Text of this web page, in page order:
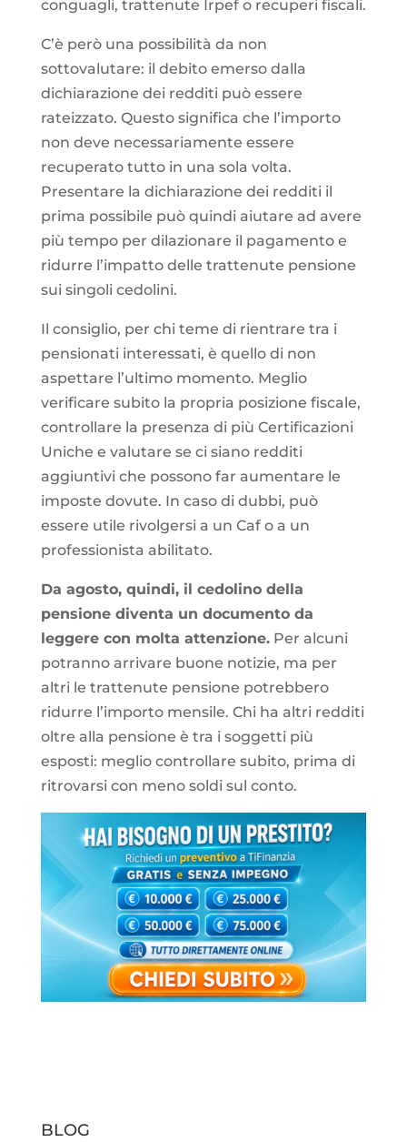
conguagli, trattenute Irpef o recuperi fiscali.
C’è però una possibilità da non
sottovalutare: il debito emerso dalla
dichiarazione dei redditi può essere
rateizzato. Questo significa che l’importo
non deve necessariamente essere
recuperato tutto in una sola volta.
Presentare la dichiarazione dei redditi il
prima possibile può quindi aiutare ad avere
più tempo per dilazionare il pagamento e
ridurre l’impatto delle trattenute pensione
sui singoli cedolini.
Il consiglio, per chi teme di rientrare tra i
pensionati interessati, è quello di non
aspettare l’ultimo momento. Meglio
verificare subito la propria posizione fiscale,
controllare la presenza di più Certificazioni
Uniche e valutare se ci siano redditi
aggiuntivi che possono far aumentare le
imposte dovute. In caso di dubbi, può
essere utile rivolgersi a un Caf o a un
professionista abilitato.
Da agosto, quindi, il cedolino della
pensione diventa un documento da
leggere con molta attenzione.Per alcuni
potranno arrivare buone notizie, ma per
altri le trattenute pensione potrebbero
ridurre l’importo mensile. Chi ha altri redditi
oltre alla pensione è tra i soggetti più
esposti: meglio controllare subito, prima di
ritrovarsi con meno soldi sul conto.
BLOG